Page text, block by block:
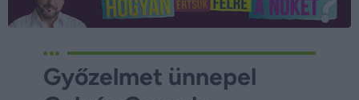
Győzelmet ünnepel